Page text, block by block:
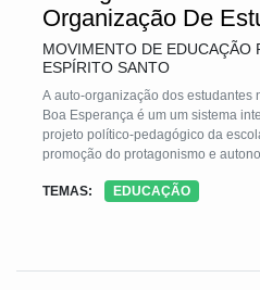
Organização De
MOVIMENTO DE EDUCAÇÃO
ESPÍRITO SANTO
A auto-organização dos estudantes
Boa Esperança é um um sistema
projeto político-pedagógico da
promoção do protagonismo e
ainda na promoção e no
assuntos da sociedade, o que lhes
TEMAS: EDUCAÇÃO